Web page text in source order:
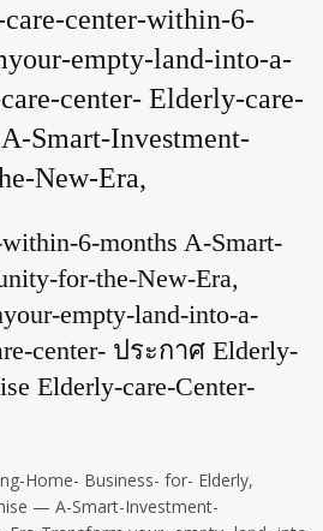
center-within-6-
empty-land-into-a-
center- Elderly-care-
Smart-Investment-
New-Era,
6-months A-Smart-
for-the-New-Era,
empty-land-into-a-
center- ประกาศ Elderly-
Elderly-care-Center-
Home- Business- for- Elderly,
— A-Smart-Investment-